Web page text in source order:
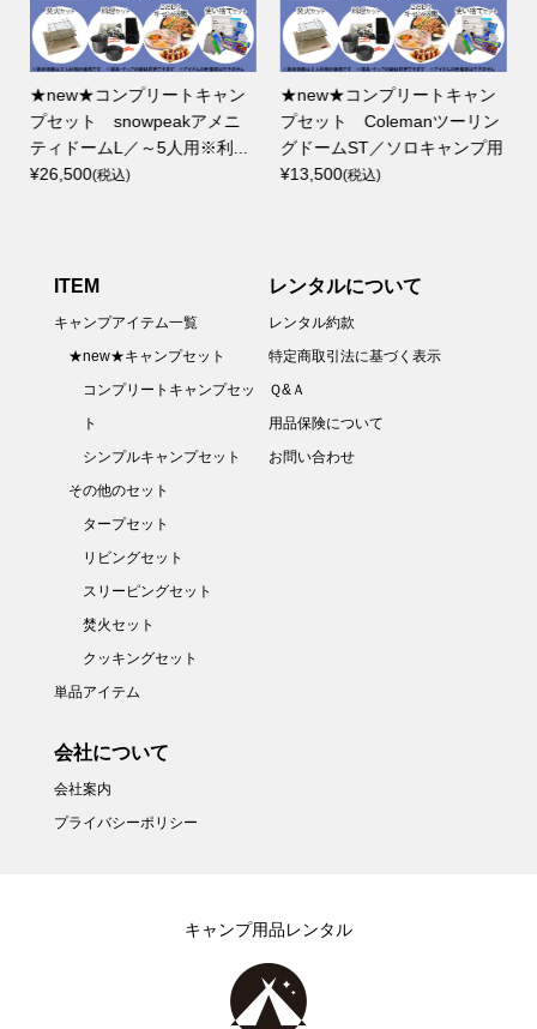
★new★コンプリートキャン
プセット snowpeakアメニ
ティドームL／～5人用※利...
¥26,500(税込)
★new★コンプリートキャン
プセット Colemanツーリン
グドームST／ソロキャンプ用
¥13,500(税込)
ITEM
キャンプアイテム一覧
★new★キャンプセット
コンプリートキャンプセッ
ト
シンプルキャンプセット
その他のセット
タープセット
リビングセット
スリーピングセット
焚火セット
クッキングセット
単品アイテム
レンタルについて
レンタル約款
特定商取引法に基づく表示
Ｑ&Ａ
用品保険について
お問い合わせ
会社について
会社案内
プライバシーポリシー
キャンプ用品レンタル